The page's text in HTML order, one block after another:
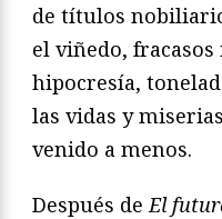
de títulos
el viñedo,
hipocresía,
las vidas y
venido a menos.
Después de El